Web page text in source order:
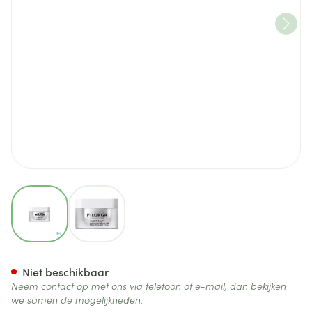
View larger image
Niet beschikbaar
Neem contact op met ons via telefoon of e-mail, dan bekijken
we samen de mogelijkheden.